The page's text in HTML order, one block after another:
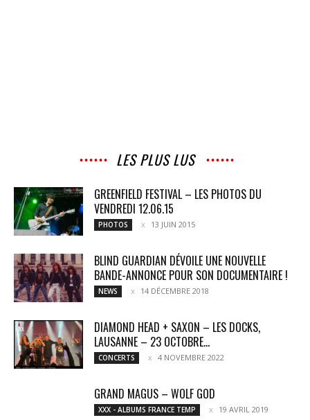
LES PLUS LUS
GREENFIELD FESTIVAL – LES PHOTOS DU
VENDREDI 12.06.15
PHOTOS 13 JUIN 2015
BLIND GUARDIAN DÉVOILE UNE NOUVELLE
BANDE-ANNONCE POUR SON DOCUMENTAIRE !
NEWS 14 DÉCEMBRE 2018
DIAMOND HEAD + SAXON – LES DOCKS,
LAUSANNE – 23 OCTOBRE...
CONCERTS 4 NOVEMBRE 2022
GRAND MAGUS – WOLF GOD
XXX - ALBUMS FRANCE TEMP 19 AVRIL 2019